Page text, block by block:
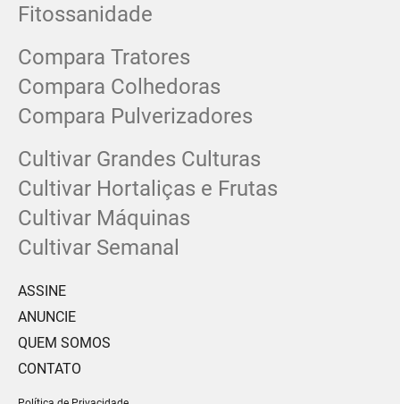
Fitossanidade
Compara Tratores
Compara Colhedoras
Compara Pulverizadores
Cultivar Grandes Culturas
Cultivar Hortaliças e Frutas
Cultivar Máquinas
Cultivar Semanal
ASSINE
ANUNCIE
QUEM SOMOS
CONTATO